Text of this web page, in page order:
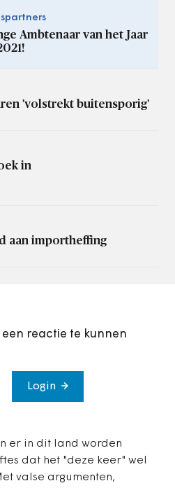
Ambtenaar van het Jaar
'volstrekt buitensporig'
in
aan importheffing
reactie te kunnen
Login
er in dit land worden
dat het "deze keer" wel
valse argumenten,